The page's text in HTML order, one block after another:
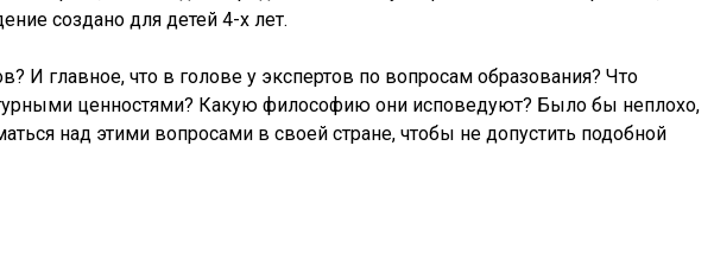
создано для детей 4-х лет.
И главное, что в голове у экспертов по вопросам образования? Что
ценностями? Какую философию они исповедуют? Было бы неплохо,
над этими вопросами в своей стране, чтобы не допустить подобной